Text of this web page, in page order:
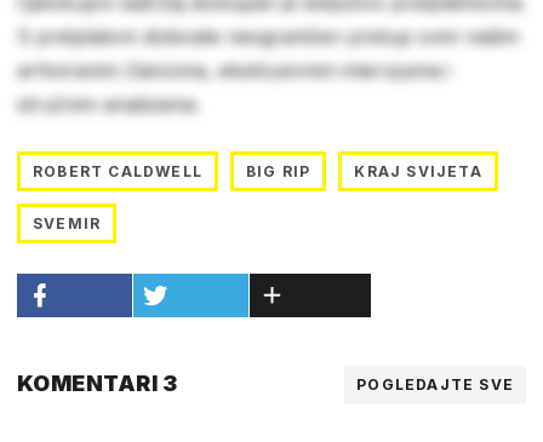
S pretplatom dobivate neograničen pristup svim našim
arhiviranim člancima, ekskluzivnim intervjuima i
stručnim analizama.
ROBERT CALDWELL BIG RIP KRAJ SVIJETA
SVEMIR
KOMENTARI 3 POGLEDAJTE SVE